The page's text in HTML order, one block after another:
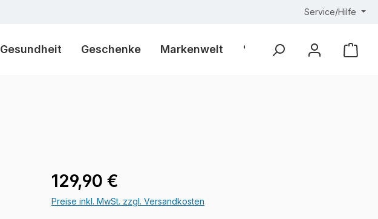
Service/Hilfe
Gesundheit Geschenke Markenwelt % Outlet %
Regulärer Preis:
129,90 €
Preise inkl. MwSt. zzgl. Versandkosten